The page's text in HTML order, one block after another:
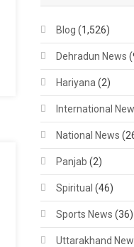
Blog (1,526)
Dehradun News
Hariyana (2)
International
National News
Panjab (2)
Spiritual (46)
Sports News (36)
Uttarakhand